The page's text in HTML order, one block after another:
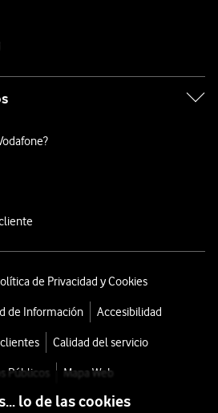
de Privacidad y Cookies
de Información Accesibilidad
Calidad del servicio
Públicos Mapa Web
lo de las cookies